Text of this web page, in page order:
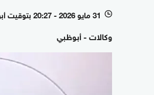
l 31 مايو 2026 - 20:27 بتوقيت أبوظبي
وكالات - أبوظبي